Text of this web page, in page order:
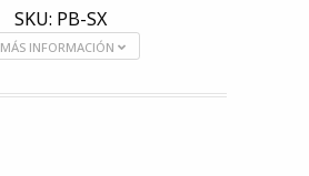
SKU: PB-SX
MÁS INFORMACIÓN